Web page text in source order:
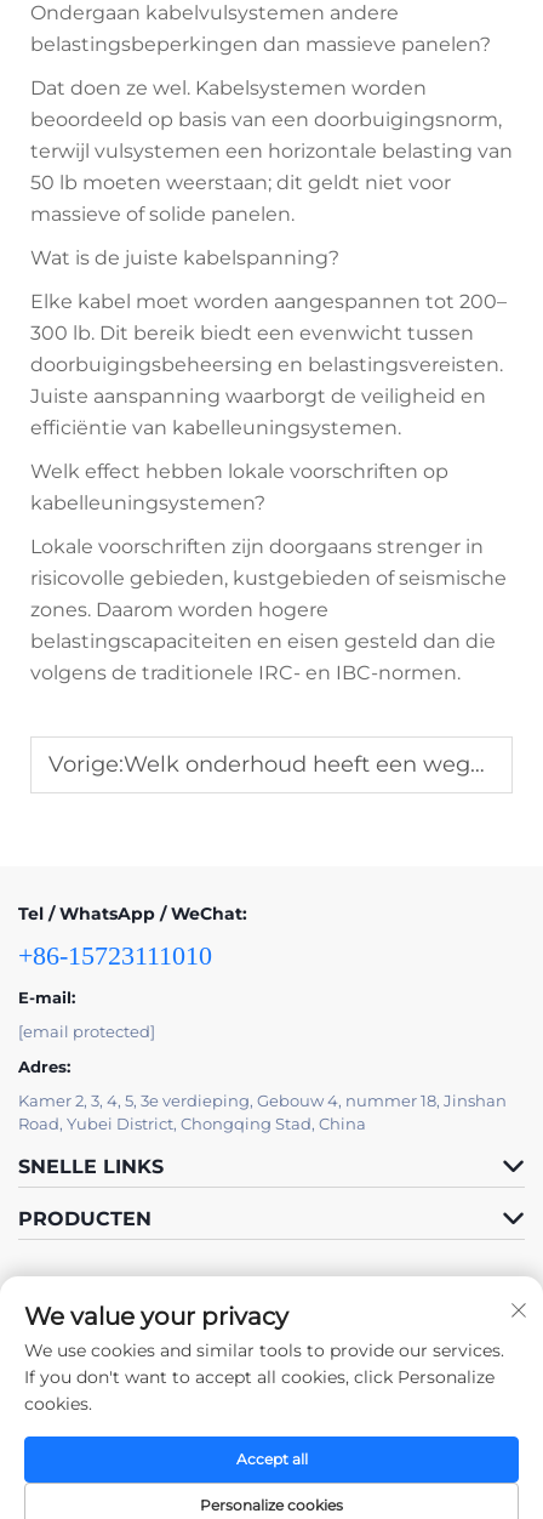
Ondergaan kabelvulsystemen andere
belastingsbeperkingen dan massieve panelen?
Dat doen ze wel. Kabelsystemen worden
beoordeeld op basis van een doorbuigingsnorm,
terwijl vulsystemen een horizontale belasting van
50 lb moeten weerstaan; dit geldt niet voor
massieve of solide panelen.
Wat is de juiste kabelspanning?
Elke kabel moet worden aangespannen tot 200–
300 lb. Dit bereik biedt een evenwicht tussen
doorbuigingsbeheersing en belastingsvereisten.
Juiste aanspanning waarborgt de veiligheid en
efficiëntie van kabelleuningsystemen.
Welk effect hebben lokale voorschriften op
kabelleuningsystemen?
Lokale voorschriften zijn doorgaans strenger in
risicovolle gebieden, kustgebieden of seismische
zones. Daarom worden hogere
belastingscapaciteiten en eisen gesteld dan die
volgens de traditionele IRC- en IBC-normen.
Vorige:Welk onderhoud heeft een wegafscheidingsscherm nodig?
Tel / WhatsApp / WeChat:
+86-15723111010
E-mail:
[email protected]
Adres:
Kamer 2, 3, 4, 5, 3e verdieping, Gebouw 4, nummer 18, Jinshan
Road, Yubei District, Chongqing Stad, China
SNELLE LINKS
PRODUCTEN
Volg ons
Auteursrecht © 2025 door Chongqing Zhengda Staalconstructies Co.,
Ltd. -Privacybeleid
We value your privacy
We use cookies and similar tools to provide our services.
If you don't want to accept all cookies, click Personalize
cookies.
Personalize cookies
Accept all